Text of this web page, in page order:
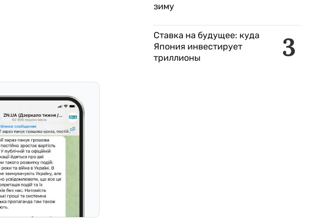
зиму
3
Ставка на будущее: куда
Япония инвестирует
триллионы